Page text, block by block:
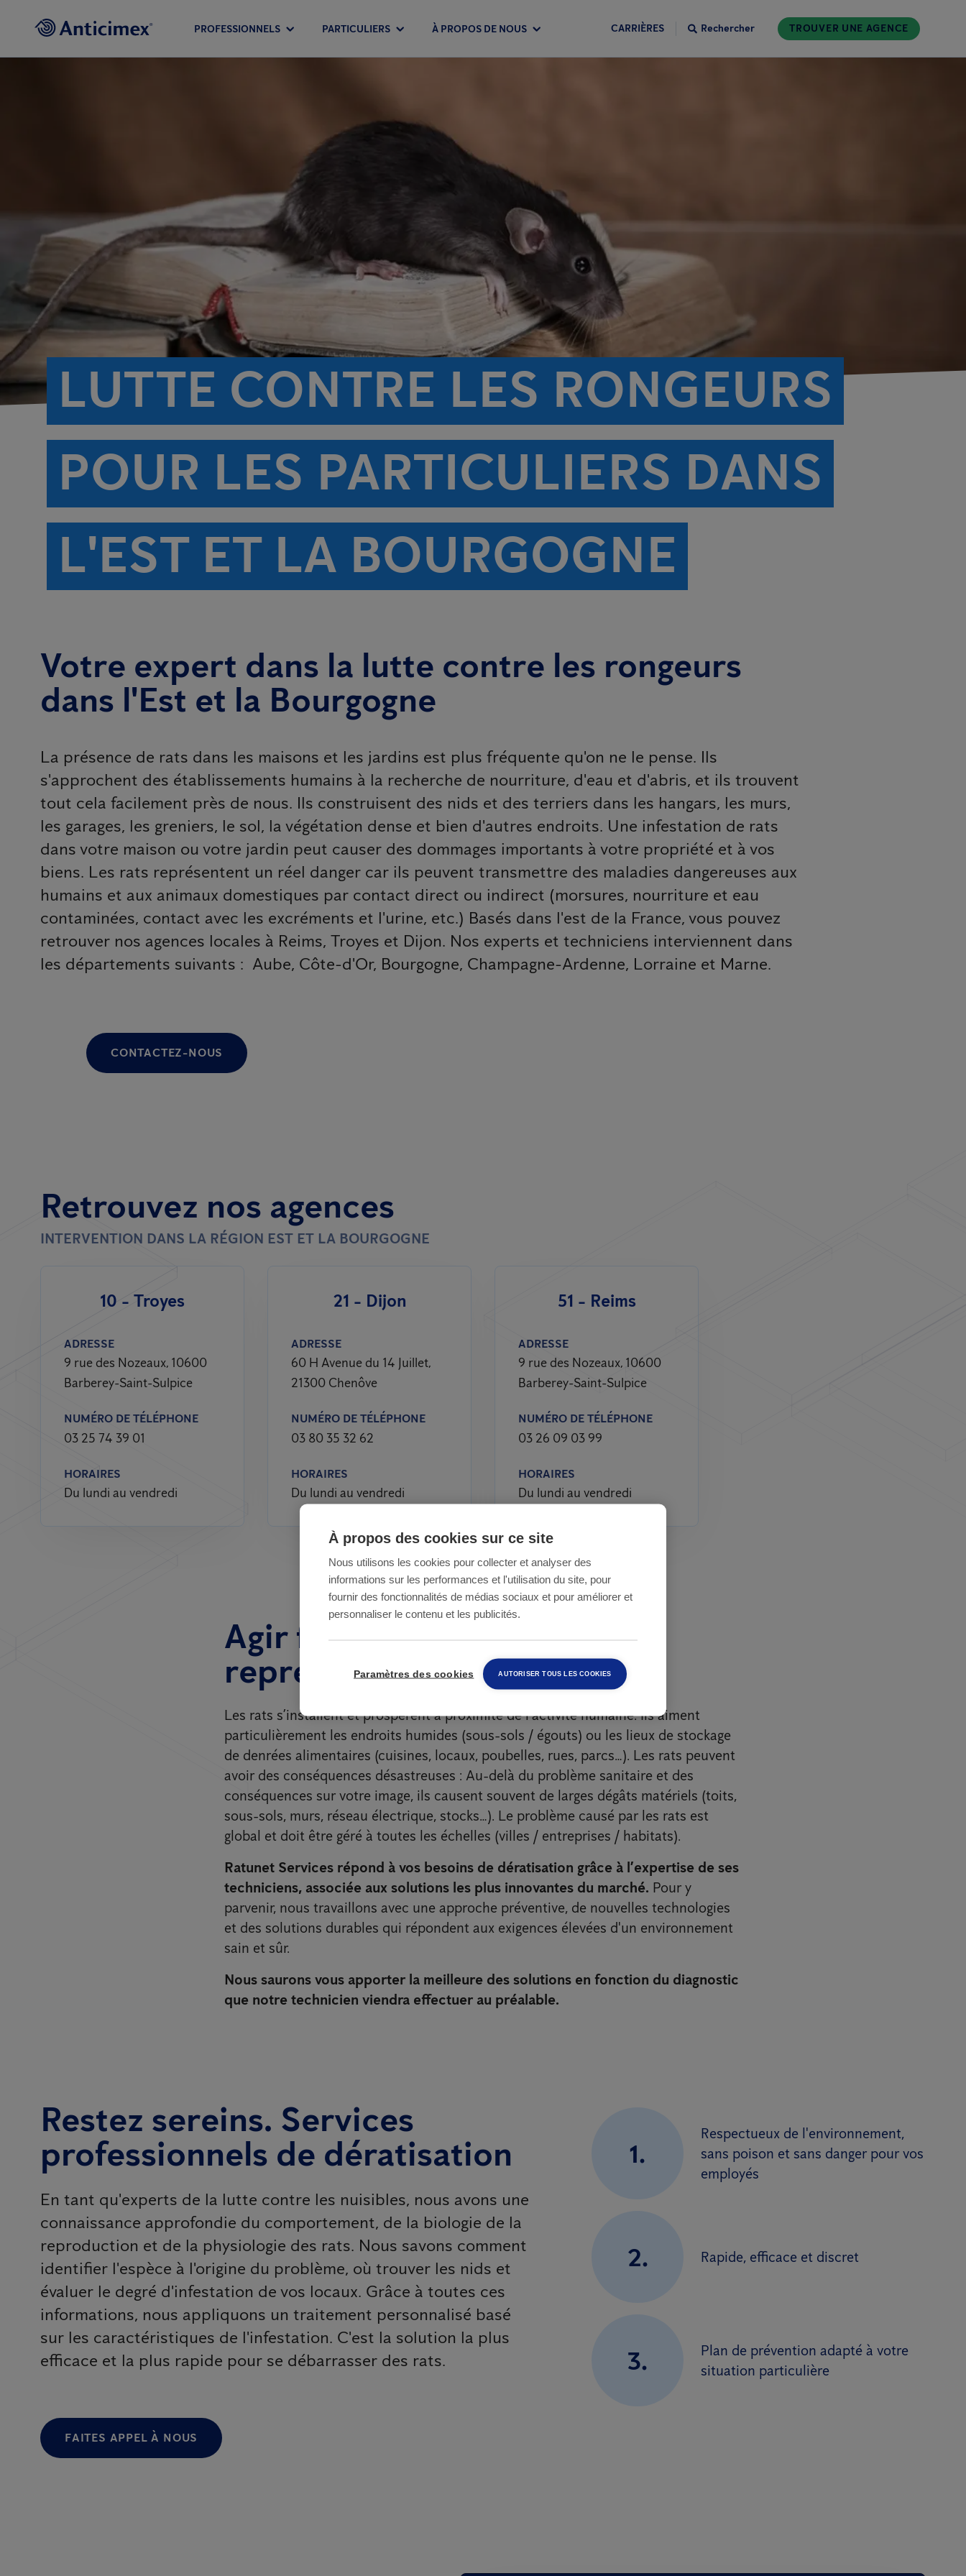
PROFESSIONNELS PARTICULIERS À PROPOS DE NOUS CARRIÈRES Rechercher TROUVER UNE AGENCE
LUTTE CONTRE LES RONGEURS
POUR LES PARTICULIERS DANS
L'EST ET LA BOURGOGNE
Votre expert dans la lutte contre les rongeurs
dans l'Est et la Bourgogne
La présence de rats dans les maisons et les jardins est plus fréquente qu'on ne le pense. Ils
s'approchent des établissements humains à la recherche de nourriture, d'eau et d'abris, et ils trouvent
tout cela facilement près de nous. Ils construisent des nids et des terriers dans les hangars, les murs,
les garages, les greniers, le sol, la végétation dense et bien d'autres endroits. Une infestation de rats
dans votre maison ou votre jardin peut causer des dommages importants à votre propriété et à vos
biens. Les rats représentent un réel danger car ils peuvent transmettre des maladies dangereuses aux
humains et aux animaux domestiques par contact direct ou indirect (morsures, nourriture et eau
contaminées, contact avec les excréments et l'urine, etc.) Basés dans l'est de la France, vous pouvez
retrouver nos agences locales à Reims, Troyes et Dijon. Nos experts et techniciens interviennent dans
les départements suivants : Aube, Côte-d'Or, Bourgogne, Champagne-Ardenne, Lorraine et Marne.
CONTACTEZ-NOUS
Retrouvez nos agences
INTERVENTION DANS LA RÉGION EST ET LA BOURGOGNE
10 - Troyes
ADRESSE
9 rue des Nozeaux, 10600
Barberey-Saint-Sulpice
NUMÉRO DE TÉLÉPHONE
03 25 74 39 01
HORAIRES
Du lundi au vendredi
21 - Dijon
ADRESSE
60 H Avenue du 14 Juillet,
21300 Chenôve
NUMÉRO DE TÉLÉPHONE
03 80 35 32 62
HORAIRES
Du lundi au vendredi
51 - Reims
ADRESSE
9 rue des Nozeaux, 10600
Barberey-Saint-Sulpice
NUMÉRO DE TÉLÉPHONE
03 26 09 03 99
HORAIRES
Du lundi au vendredi
Agir face aux risques que
représentent les rats
Les rats s’installent et prospèrent à proximité de l’activité humaine. Ils aiment
particulièrement les endroits humides (sous-sols / égouts) ou les lieux de stockage
de denrées alimentaires (cuisines, locaux, poubelles, rues, parcs…). Les rats peuvent
avoir des conséquences désastreuses : Au-delà du problème sanitaire et des
conséquences sur votre image, ils causent souvent de larges dégâts matériels (toits,
sous-sols, murs, réseau électrique, stocks…). Le problème causé par les rats est
global et doit être géré à toutes les échelles (villes / entreprises / habitats).
Ratunet Services répond à vos besoins de dératisation grâce à l’expertise de ses
techniciens, associée aux solutions les plus innovantes du marché. Pour y
parvenir, nous travaillons avec une approche préventive, de nouvelles technologies
et des solutions durables qui répondent aux exigences élevées d'un environnement
sain et sûr.
Nous saurons vous apporter la meilleure des solutions en fonction du diagnostic
que notre technicien viendra effectuer au préalable.
Restez sereins. Services
professionnels de dératisation
En tant qu'experts de la lutte contre les nuisibles, nous avons une
connaissance approfondie du comportement, de la biologie de la
reproduction et de la physiologie des rats. Nous savons comment
identifier l'espèce à l'origine du problème, où trouver les nids et
évaluer le degré d'infestation de vos locaux. Grâce à toutes ces
informations, nous appliquons un traitement personnalisé basé
sur les caractéristiques de l'infestation. C'est la solution la plus
efficace et la plus rapide pour se débarrasser des rats.
FAITES APPEL À NOUS
1.
Respectueux de l'environnement,
sans poison et sans danger pour vos
employés
2. Rapide, efficace et discret
3.
Plan de prévention adapté à votre
situation particulière
À propos des cookies sur ce site
Nous utilisons les cookies pour collecter et analyser des
informations sur les performances et l'utilisation du site, pour
fournir des fonctionnalités de médias sociaux et pour améliorer et
personnaliser le contenu et les publicités.
Paramètres des cookies AUTORISER TOUS LES COOKIES